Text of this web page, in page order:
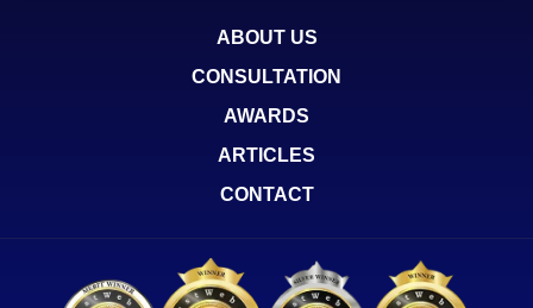
ABOUT US
CONSULTATION
AWARDS
ARTICLES
CONTACT